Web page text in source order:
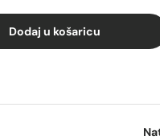
Dodaj u košaricu